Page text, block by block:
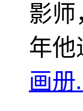
影师
年他
画册